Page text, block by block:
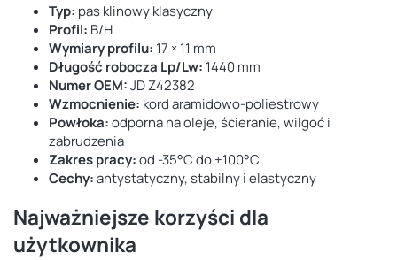
Typ: pas klinowy klasyczny
Profil: B/H
Wymiary profilu: 17 × 11 mm
Długość robocza Lp/Lw: 1440 mm
Numer OEM:JD Z42382
Wzmocnienie: kord aramidowo-poliestrowy
Powłoka:odporna na oleje, ścieranie, wilgoć i
zabrudzenia
Zakres pracy:od -35°C do +100°C
Cechy:antystatyczny, stabilny i elastyczny
Najważniejsze korzyści dla
użytkownika